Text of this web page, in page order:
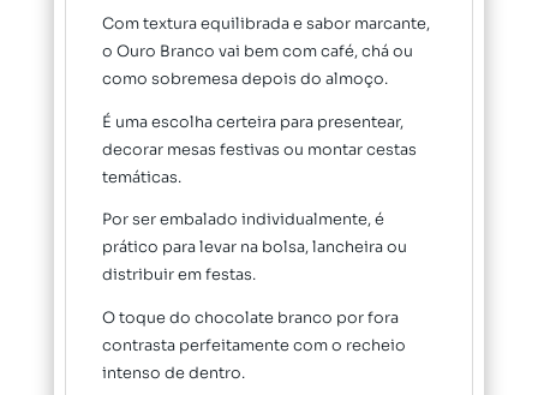
Com textura equilibrada e sabor marcante,
o Ouro Branco vai bem com café, chá ou
como sobremesa depois do almoço.
É uma escolha certeira para presentear,
decorar mesas festivas ou montar cestas
temáticas.
Por ser embalado individualmente, é
prático para levar na bolsa, lancheira ou
distribuir em festas.
O toque do chocolate branco por fora
contrasta perfeitamente com o recheio
intenso de dentro.